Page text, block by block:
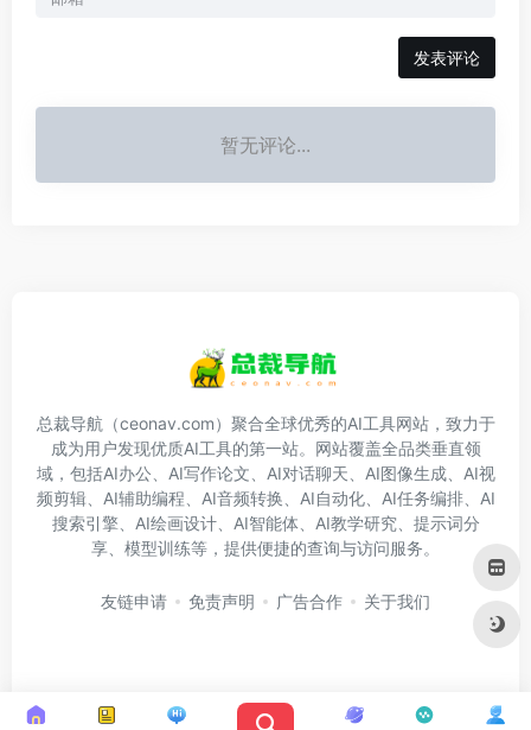
发表评论
暂无评论...
总裁导航（ceonav.com）聚合全球优秀的AI工具网站，致力于
成为用户发现优质AI工具的第一站。网站覆盖全品类垂直领
域，包括AI办公、AI写作论文、AI对话聊天、AI图像生成、AI视
频剪辑、AI辅助编程、AI音频转换、AI自动化、AI任务编排、AI
搜索引擎、AI绘画设计、AI智能体、AI教学研究、提示词分
享、模型训练等，提供便捷的查询与访问服务。
友链申请 免责声明 广告合作 关于我们
Copyright © 2026